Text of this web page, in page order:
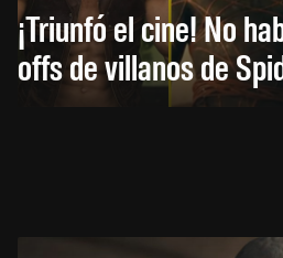
¡Triunfó el cine! No
offs de villanos de